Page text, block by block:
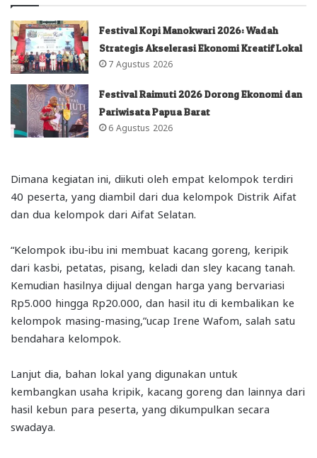
Festival Kopi Manokwari 2026: Wadah
Strategis Akselerasi Ekonomi Kreatif Lokal
7 Agustus 2026
Festival Raimuti 2026 Dorong Ekonomi dan
Pariwisata Papua Barat
6 Agustus 2026
Dimana kegiatan ini, diikuti oleh empat kelompok terdiri
40 peserta, yang diambil dari dua kelompok Distrik Aifat
dan dua kelompok dari Aifat Selatan.
“Kelompok ibu-ibu ini membuat kacang goreng, keripik
dari kasbi, petatas, pisang, keladi dan sley kacang tanah.
Kemudian hasilnya dijual dengan harga yang bervariasi
Rp5.000 hingga Rp20.000, dan hasil itu di kembalikan ke
kelompok masing-masing,”ucap Irene Wafom, salah satu
bendahara kelompok.
Lanjut dia, bahan lokal yang digunakan untuk
kembangkan usaha kripik, kacang goreng dan lainnya dari
hasil kebun para peserta, yang dikumpulkan secara
swadaya.